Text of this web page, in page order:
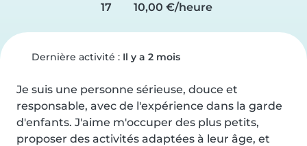
17
10,00 €/heure
Dernière activité : Il y a 2 mois
Je suis une personne sérieuse, douce et
responsable, avec de l'expérience dans la garde
d'enfants. J'aime m'occuper des plus petits,
proposer des activités adaptées à leur âge, et